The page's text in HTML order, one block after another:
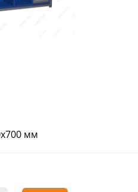
мм